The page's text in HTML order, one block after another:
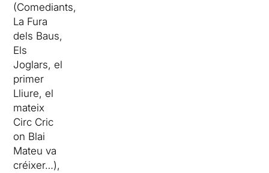
(Comediants,
La Fura
dels Baus,
Els
Joglars, el
primer
Lliure, el
mateix
Circ Cric
on Blai
Mateu va
créixer…),